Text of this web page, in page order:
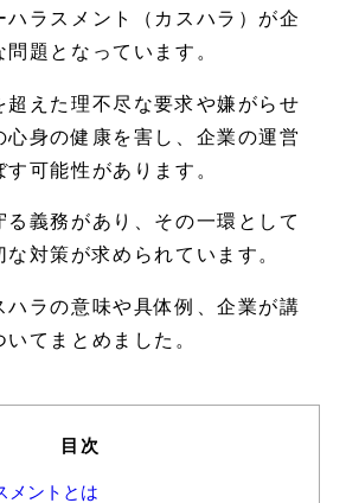
ハラスメント（カスハラ）が企
題となっています。
超えた理不尽な要求や嫌がらせ
心身の健康を害し、企業の運営
可能性があります。
る義務があり、その一環として
対策が求められています。
ハラの意味や具体例、企業が講
てまとめました。
目次
メントとは